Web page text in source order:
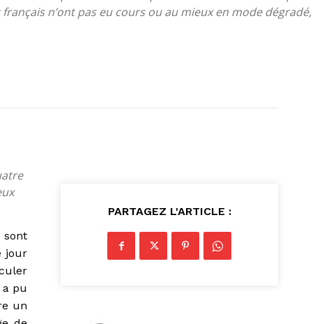
n’ont pas eu cours ou au mieux en mode dégradé,
sont
jour
pu
un
PARTAGEZ L'ARTICLE :